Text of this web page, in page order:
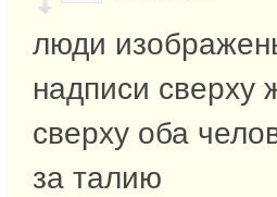
люди
надписи сверху
сверху оба
за талию